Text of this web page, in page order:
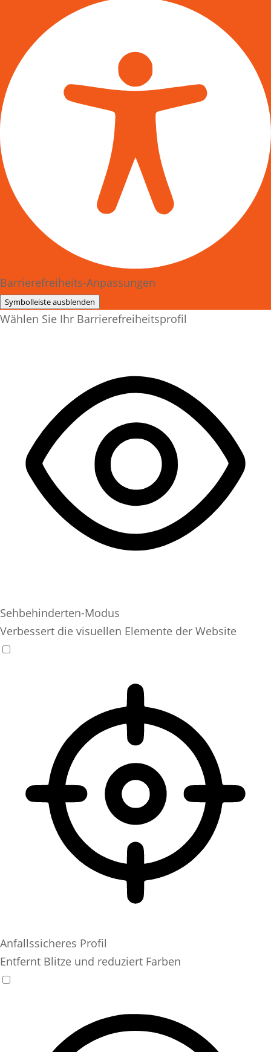
Barrierefreiheits-Anpassungen
Symbolleiste ausblenden
Wählen Sie Ihr Barrierefreiheitsprofil
Sehbehinderten-Modus
Verbessert die visuellen Elemente der Website
Anfallssicheres Profil
Entfernt Blitze und reduziert Farben